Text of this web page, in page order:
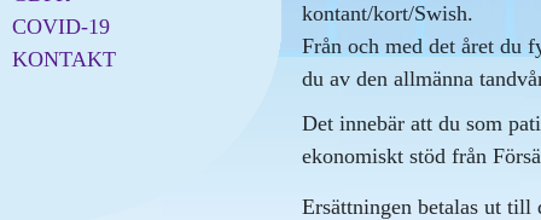
COVID-19
KONTAKT
kontant/kort/Swish.
Från och med det året du
du av den allmänna
Det innebär att du som
ekonomiskt stöd från
Ersättningen betalas ut till